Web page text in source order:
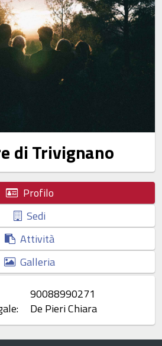
di Trivignano
Profilo
Sedi
Attività
Galleria
90088990271
De Pieri Chiara